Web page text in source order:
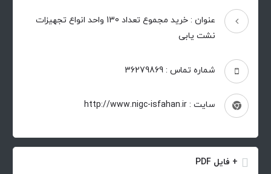
عنوان : خرید مجموع تعداد 130 واحد انواع تجهیزات
نشت یابی
شماره تماس : 36279869
سایت : http://www.nigc-isfahan.ir
+ فایل PDF